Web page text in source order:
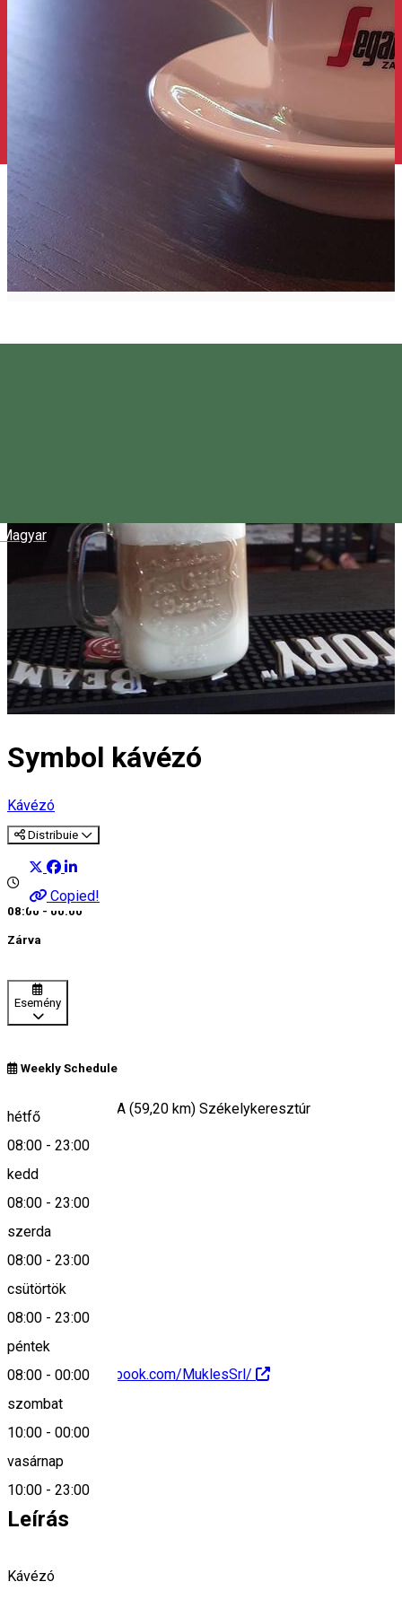
Magyar
Symbol kávézó
Kávézó
Distribuie
Copied!
08:00 - 00:00
Zárva
Esemény
Weekly Schedule
hétfő
08:00 - 23:00
kedd
08:00 - 23:00
szerda
08:00 - 23:00
csütörtök
08:00 - 23:00
péntek
08:00 - 00:00
szombat
10:00 - 00:00
vasárnap
10:00 - 23:00
Str. Harghita Nr.9/A (59,20 km) Székelykeresztúr
Keresd térképen
https://www.facebook.com/MuklesSrl/
0740371446
Leírás
Kávézó